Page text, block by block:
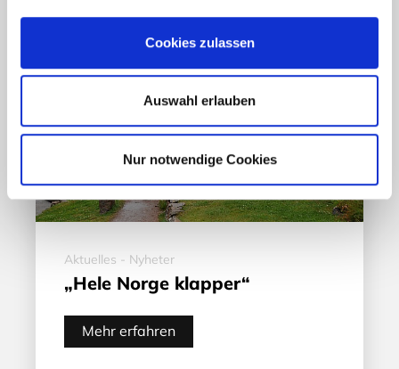
Cookies zulassen
Auswahl erlauben
Nur notwendige Cookies
Aktuelles - Nyheter
„Hele Norge klapper“
Mehr erfahren